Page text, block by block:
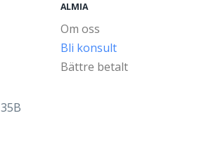
ALMIA
Om oss
Bli konsult
Bättre betalt